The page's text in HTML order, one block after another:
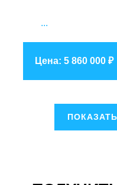
...
Цена: 5 860 000 ₽